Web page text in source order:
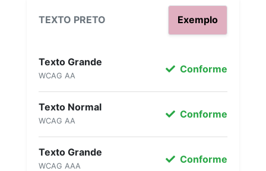
TEXTO PRETO Exemplo
Texto Grande
WCAG AA
Conforme
Texto Normal
WCAG AA
Conforme
Texto Grande
WCAG AAA
Conforme